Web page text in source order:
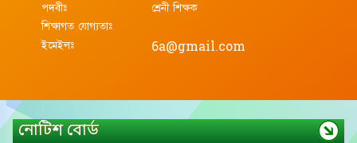
পদবীঃ
শ্রেনী শিক্ষক
শিক্ষাগত যোগ্যতাঃ
ইমেইলঃ
6a@gmail.com
নোটিশ বোর্ড